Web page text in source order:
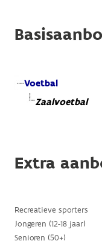
Voetbal
Zaalvoetbal
Extra
Recreatieve sporters
Jongeren (12-18 jaar)
Senioren (50+)